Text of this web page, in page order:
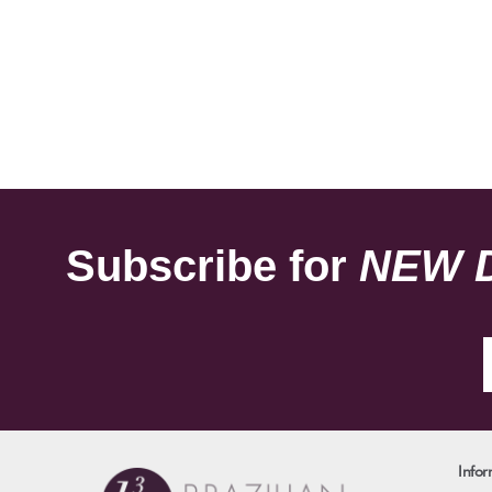
Subscribe for NEW